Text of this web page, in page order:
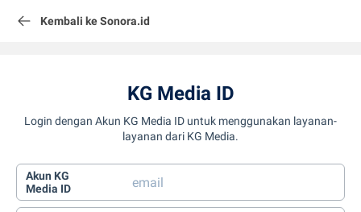
Kembali ke Sonora.id
KG Media ID
Login dengan Akun KG Media ID untuk menggunakan layanan-
layanan dari KG Media.
Akun KG
Media ID